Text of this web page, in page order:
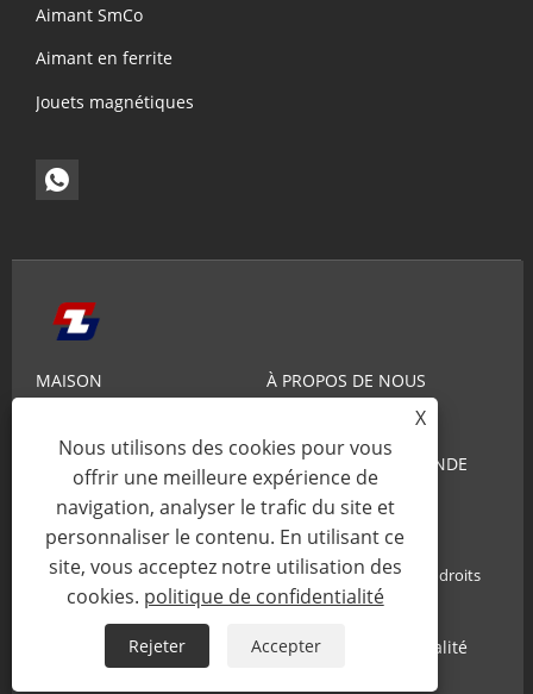
Aimant SmCo
Aimant en ferrite
Jouets magnétiques
MAISON
À PROPOS DE NOUS
CONNAISSANCE
ENVOYER UNE DEMANDE
CONTACTEZ-NOUS
Copyright© 2025 Xiamen Zhaobao Magnet Co., Ltd. Tous droits
réservés.
Sitemap RSS politique de confidentialité
X
Nous utilisons des cookies pour vous
offrir une meilleure expérience de
navigation, analyser le trafic du site et
personnaliser le contenu. En utilisant ce
site, vous acceptez notre utilisation des
cookies. politique de confidentialité
Rejeter Accepter